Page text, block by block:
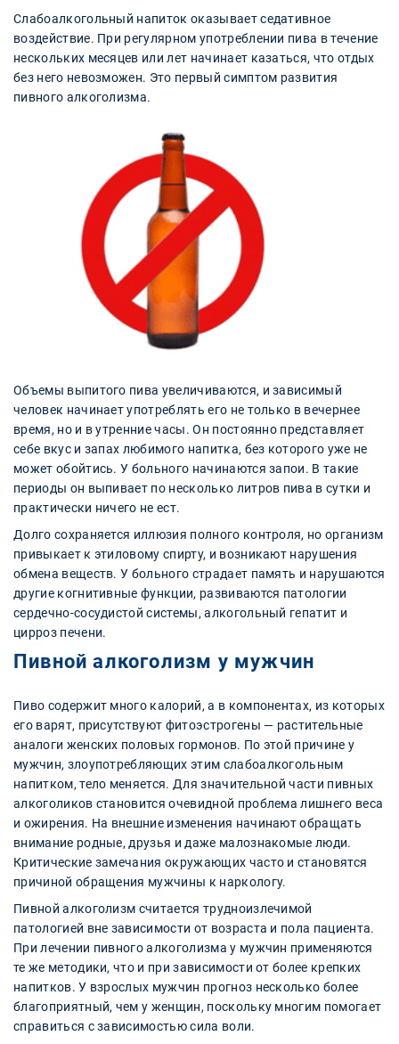
Слабоалкогольный напиток оказывает седативное
воздействие. При регулярном употреблении пива в течение
нескольких месяцев или лет начинает казаться, что отдых
без него невозможен. Это первый симптом развития
пивного алкоголизма.
Объемы выпитого пива увеличиваются, и зависимый
человек начинает употреблять его не только в вечернее
время, но и в утренние часы. Он постоянно представляет
себе вкус и запах любимого напитка, без которого уже не
может обойтись. У больного начинаются запои. В такие
периоды он выпивает по несколько литров пива в сутки и
практически ничего не ест.
Долго сохраняется иллюзия полного контроля, но организм
привыкает к этиловому спирту, и возникают нарушения
обмена веществ. У больного страдает память и нарушаются
другие когнитивные функции, развиваются патологии
сердечно-сосудистой системы, алкогольный гепатит и
цирроз печени.
Пивной алкоголизм у мужчин
Пиво содержит много калорий, а в компонентах, из которых
его варят, присутствуют фитоэстрогены — растительные
аналоги женских половых гормонов. По этой причине у
мужчин, злоупотребляющих этим слабоалкогольным
напитком, тело меняется. Для значительной части пивных
алкоголиков становится очевидной проблема лишнего веса
и ожирения. На внешние изменения начинают обращать
внимание родные, друзья и даже малознакомые люди.
Критические замечания окружающих часто и становятся
причиной обращения мужчины к наркологу.
Пивной алкоголизм считается трудноизлечимой
патологией вне зависимости от возраста и пола пациента.
При лечении пивного алкоголизма у мужчин применяются
те же методики, что и при зависимости от более крепких
напитков. У взрослых мужчин прогноз несколько более
благоприятный, чем у женщин, поскольку многим помогает
справиться с зависимостью сила воли.